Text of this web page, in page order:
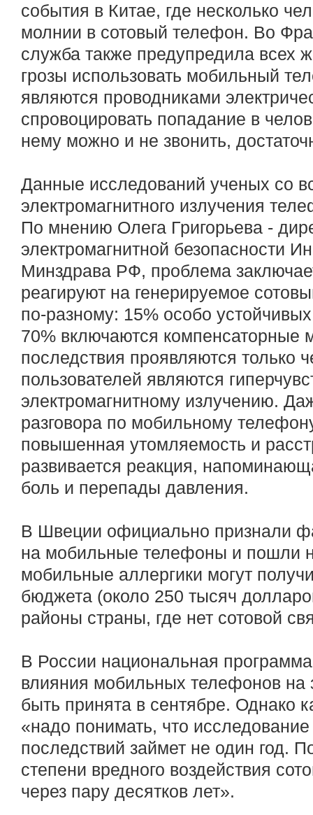
события в Китае, где несколько
молнии в сотовый телефон. Во
служба также предупредила всех
грозы использовать мобильный
являются проводниками
спровоцировать попадание в
нему можно и не звонить,
Данные исследований ученых со
электромагнитного излучения
По мнению Олега Григорьева -
электромагнитной безопасности
Минздрава РФ, проблема
реагируют на генерируемое
по-разному: 15% особо
70% включаются компенсаторные
последствия проявляются только
пользователей являются
электромагнитному излучению.
разговора по мобильному
повышенная утомляемость и
развивается реакция,
боль и перепады давления.
В Швеции официально признали
на мобильные телефоны и пошли
мобильные аллергики могут
бюджета (около 250 тысяч
районы страны, где нет сотовой
В России национальная
влияния мобильных телефонов на
быть принята в сентябре. Однако
«надо понимать, что
последствий займет не один год.
степени вредного воздействия
через пару десятков лет».